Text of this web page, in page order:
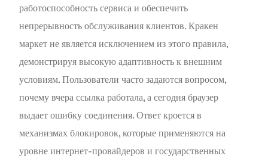
работоспособность сервиса и обеспечить
непрерывность обслуживания клиентов. Кракен
маркет не является исключением из этого правила,
демонстрируя высокую адаптивность к внешним
условиям. Пользователи часто задаются вопросом,
почему вчера ссылка работала, а сегодня браузер
выдает ошибку соединения. Ответ кроется в
механизмах блокировок, которые применяются на
уровне интернет-провайдеров и государственных